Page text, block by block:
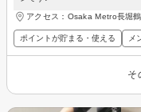
アクセス：Osaka Metro長堀
ポイントが貯まる・使える メ
そ